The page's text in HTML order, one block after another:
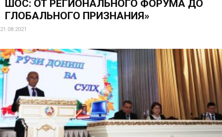
ШОС: ОТ РЕГИОНАЛЬНОГО ФОРУМА ДО
ГЛОБАЛЬНОГО ПРИЗНАНИЯ»
21.08.2021